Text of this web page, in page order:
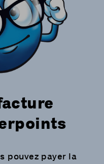
pouvez payer la